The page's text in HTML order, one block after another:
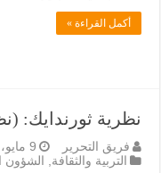
أكمل القراءة »
نظرية ثورندايك:
فريق التحرير
9 مايو، 2021
التربية والثقافة
الشؤون